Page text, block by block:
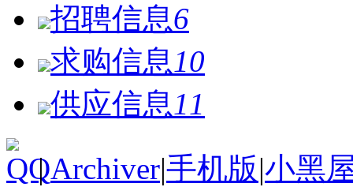
招聘信息6
求购信息 10
供应信息 11
| Archiver|手机版|小黑